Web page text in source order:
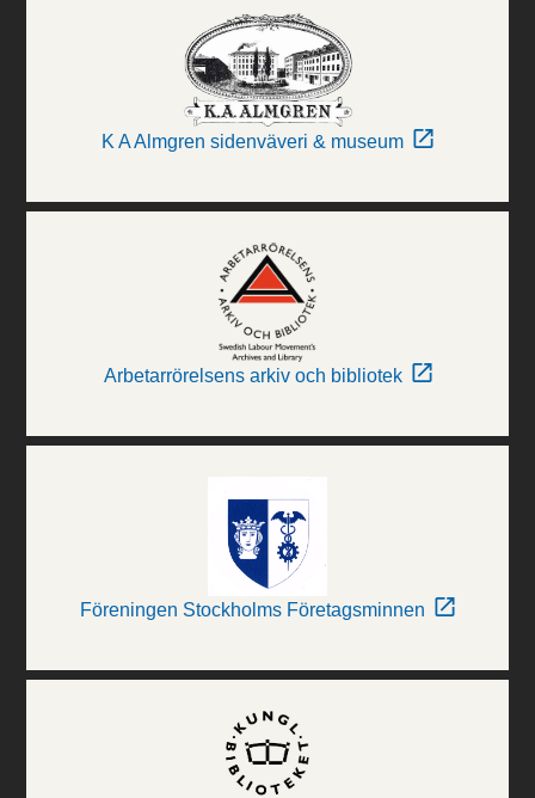
K A Almgren sidenväveri & museum
Arbetarrörelsens arkiv och bibliotek
Föreningen Stockholms Företagsminnen